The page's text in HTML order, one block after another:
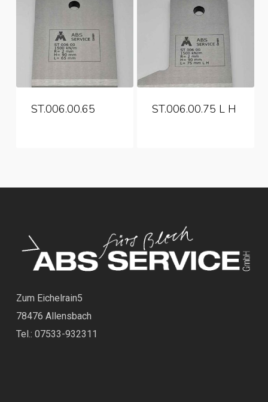
ST.006.00.65 ST.006.00.75 L H
Zum Eichelrain5
78476 Allensbach
Tel.: 07533-932311